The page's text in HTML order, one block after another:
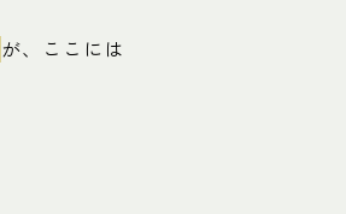
が、ここには